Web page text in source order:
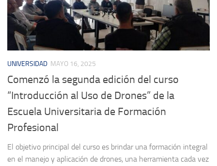
UNIVERSIDAD MAYO 16, 2025
Comenzó la segunda edición del curso
“Introducción al Uso de Drones” de la
Escuela Universitaria de Formación
Profesional
El objetivo principal del curso es brindar una formación integral
en el manejo y aplicación de drones, una herramienta cada vez